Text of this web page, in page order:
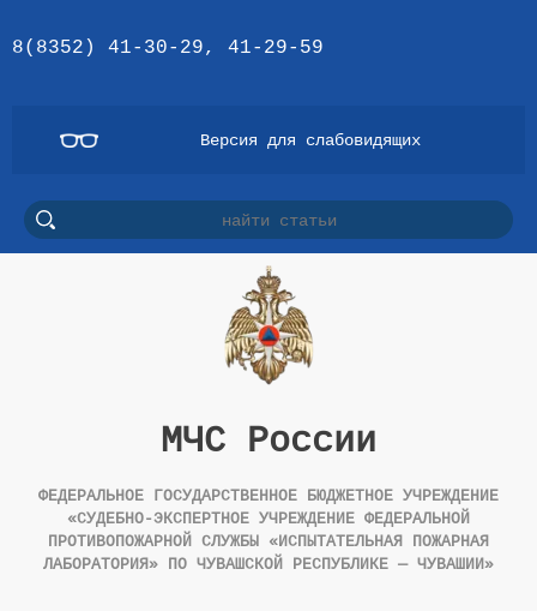
8(8352) 41-30-29, 41-29-59
Версия для слабовидящих
МЧС России
ФЕДЕРАЛЬНОЕ ГОСУДАРСТВЕННОЕ БЮДЖЕТНОЕ УЧРЕЖДЕНИЕ
«СУДЕБНО-ЭКСПЕРТНОЕ УЧРЕЖДЕНИЕ ФЕДЕРАЛЬНОЙ
ПРОТИВОПОЖАРНОЙ СЛУЖБЫ «ИСПЫТАТЕЛЬНАЯ ПОЖАРНАЯ
ЛАБОРАТОРИЯ» ПО ЧУВАШСКОЙ РЕСПУБЛИКЕ — ЧУВАШИИ»